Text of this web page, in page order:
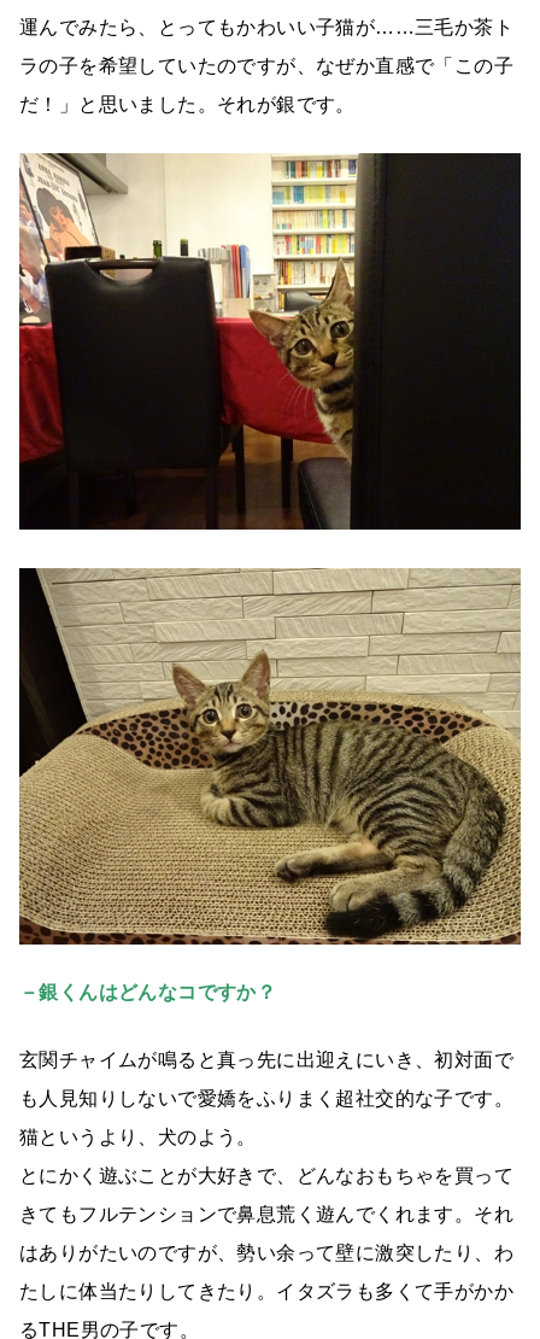
運んでみたら、とってもかわいい子猫が……三毛か茶ト
ラの子を希望していたのですが、なぜか直感で「この子
だ！」と思いました。それが銀です。
－銀くんはどんなコですか？
玄関チャイムが鳴ると真っ先に出迎えにいき、初対面で
も人見知りしないで愛嬌をふりまく超社交的な子です。
猫というより、犬のよう。
とにかく遊ぶことが大好きで、どんなおもちゃを買って
きてもフルテンションで鼻息荒く遊んでくれます。それ
はありがたいのですが、勢い余って壁に激突したり、わ
たしに体当たりしてきたり。イタズラも多くて手がかか
るTHE男の子です。